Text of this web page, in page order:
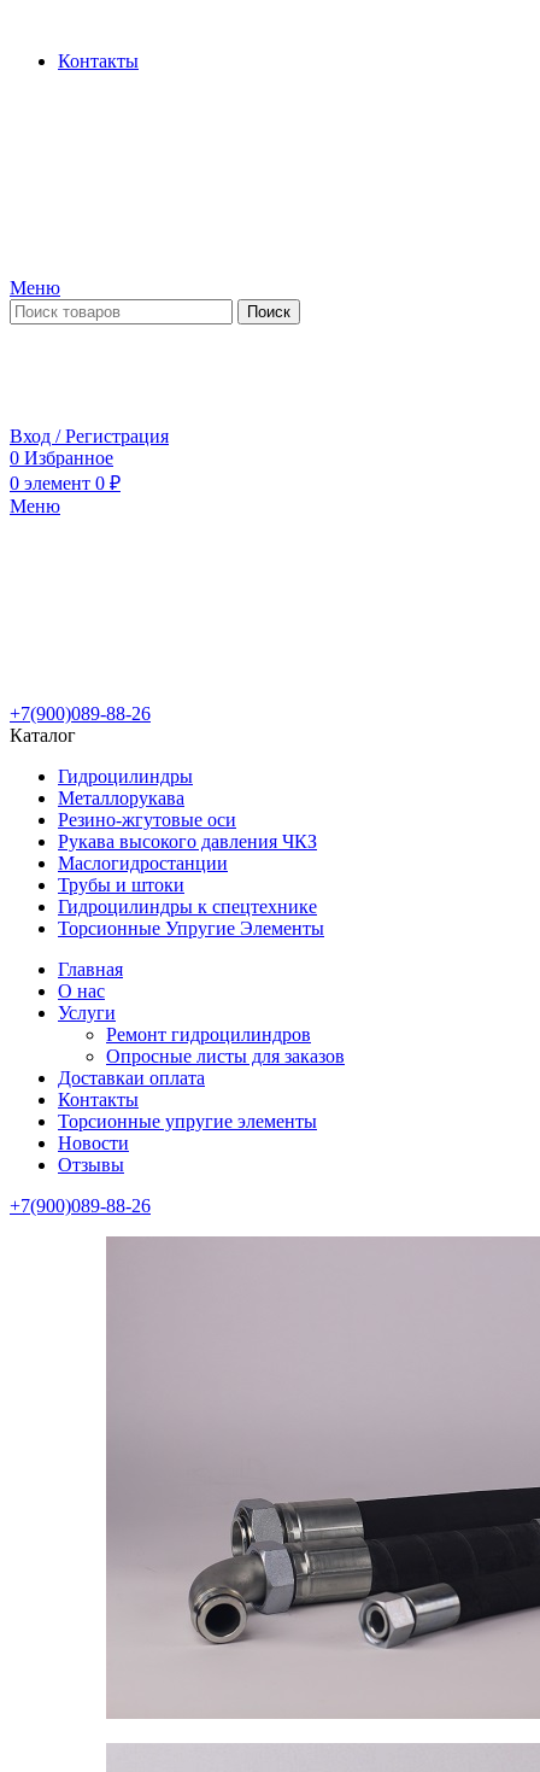
Контакты
Меню
Поиск
Вход / Регистрация
0 Избранное
0 элемент 0 ₽
Меню
+7(900)089-88-26
Каталог
Гидроцилиндры
Металлорукава
Резино-жгутовые оси
Рукава высокого давления ЧКЗ
Маслогидростанции
Трубы и штоки
Гидроцилиндры к спецтехнике
Торсионные Упругие Элементы
Главная
О нас
Услуги
Ремонт гидроцилиндров
Опросные листы для заказов
Доставкаи оплата
Контакты
Торсионные упругие элементы
Новости
Отзывы
+7(900)089-88-26